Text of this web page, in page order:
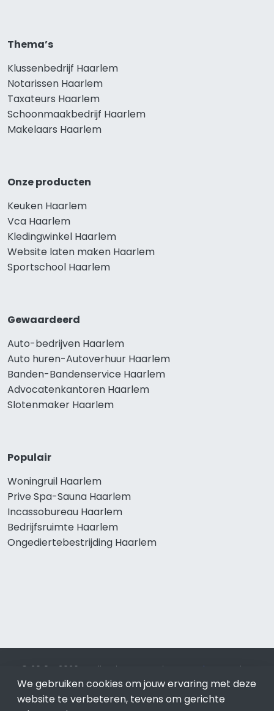
Thema’s
Klussenbedrijf Haarlem
Notarissen Haarlem
Taxateurs Haarlem
Schoonmaakbedrijf Haarlem
Makelaars Haarlem
Onze producten
Keuken Haarlem
Vca Haarlem
Kledingwinkel Haarlem
Website laten maken Haarlem
Sportschool Haarlem
Gewaardeerd
Auto-bedrijven Haarlem
Auto huren-Autoverhuur Haarlem
Banden-Bandenservice Haarlem
Advocatenkantoren Haarlem
Slotenmaker Haarlem
Populair
Woningruil Haarlem
Prive Spa-Sauna Haarlem
Incassobureau Haarlem
Bedrijfsruimte Haarlem
Ongediertebestrijding Haarlem
© 2019 - 2026 Realisatie en SEO door SEO-bureau
Lion
Internet. Betaal alleen voor bewezen resultaten?SEO
optimalisatie No Cure No Pay .Haarlemis onderdeel van Lion
We gebruiken cookies om jouw ervaring met deze
website te verbeteren, tevens om gerichte